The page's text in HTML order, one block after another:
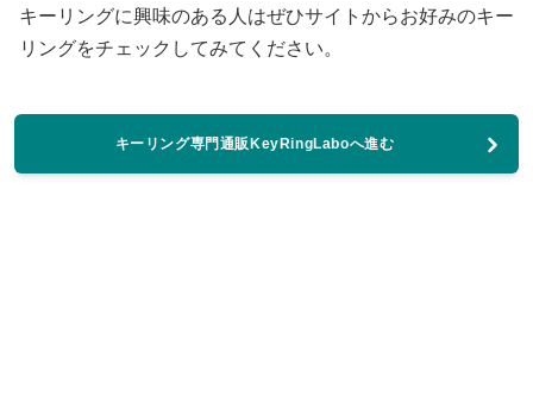
キーリングに興味のある人はぜひサイトからお好みのキー
リングをチェックしてみてください。
キーリング専門通販KeyRingLaboへ進む